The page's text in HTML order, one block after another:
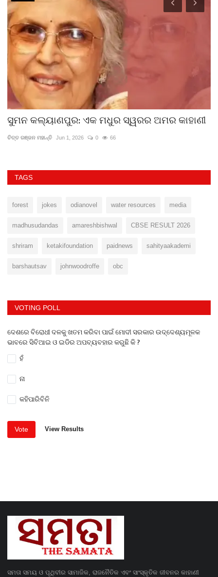
ସୁମନ କଲ୍ୟାଣପୁର: ଏକ ମଧୁର ସ୍ୱରର ଅମର କାହାଣୀ
ଚିତ୍ତ ରଞ୍ଜନ ମହାନ୍ତି Jun 1, 2026 0 66
TAGS
forest jokes odianovel water resources media
madhusudandas amareshbishwal CBSE RESULT 2026
shriram ketakifoundation paidnews sahityaakademi
barshautsav johnwoodroffe obc
VOTING POLL
ଦେଶରେ ବିରୋଧୀ ଦଳକୁ ଖତମ କରିବା ପାଇଁ ମୋଦୀ ସରକାର ଉଦ୍ଦେଶ୍ୟମୂଳକ
ଭାବରେ ସିବିଆଇ ଓ ଇଡିର ଅପବ୍ୟବହାର କରୁଛି କି ?
ହଁ
ନା
କହିପାରିବିନି
Vote View Results
ସମତା ସମୟ ଓ ପୃଥିବୀର ସାମାଜିକ, ରାଜନୈତିକ ଏବଂ ସାଂସ୍କୃତିକ ଜୀବନର କାହାଣୀ